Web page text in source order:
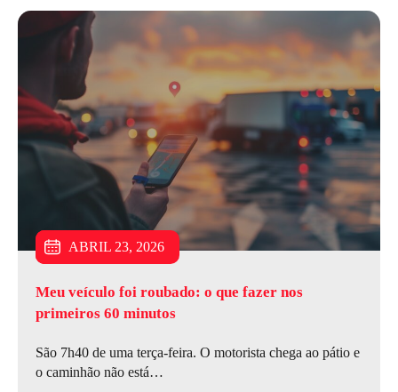
Meu veículo foi roubado: o que fazer nos
primeiros 60 minutos
JULHO 6, 2026
São 7h40 de uma terça-feira. O motorista chega ao pátio e
o caminhão não está…
JUNHO 15, 2026
ABRIL 23, 2026